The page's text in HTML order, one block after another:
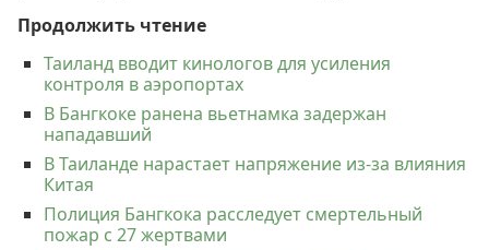
Продолжить чтение
Таиланд вводит кинологов для усиления
контроля в аэропортах
В Бангкоке ранена вьетнамка задержан
нападавший
В Таиланде нарастает напряжение из-за влияния
Китая
Полиция Бангкока расследует смертельный
пожар с 27 жертвами